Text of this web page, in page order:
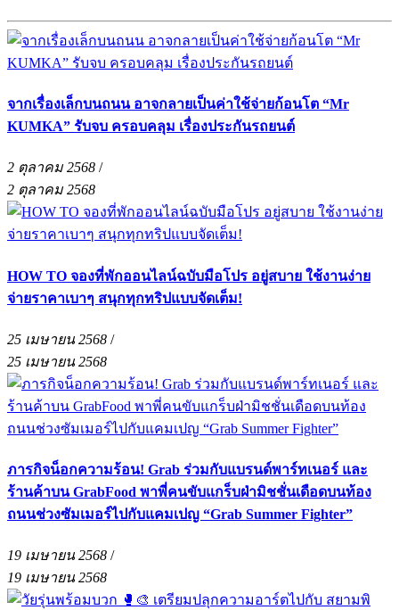
จากเรื่องเล็กบนถนน อาจกลายเป็นค่าใช้จ่ายก้อนโต “Mr
KUMKA” รับจบ ครอบคลุม เรื่องประกันรถยนต์
2 ตุลาคม 2568 /
2 ตุลาคม 2568
HOW TO จองที่พักออนไลน์ฉบับมือโปร อยู่สบาย ใช้งานง่าย
จ่ายราคาเบาๆ สนุกทุกทริปแบบจัดเต็ม!
25 เมษายน 2568 /
25 เมษายน 2568
ภารกิจน็อกความร้อน! Grab ร่วมกับแบรนด์พาร์ทเนอร์ และ
ร้านค้าบน GrabFood พาพี่คนขับแกร็บฝ่ามิชชั่นเดือดบนท้อง
ถนนช่วงซัมเมอร์ไปกับแคมเปญ “Grab Summer Fighter”
19 เมษายน 2568 /
19 เมษายน 2568